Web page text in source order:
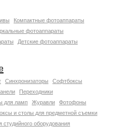
Компактные фотоаппараты
фотоаппараты
Детские фотоаппараты
Синхронизаторы
Софтбоксы
Переходники
для ламп Журавли
Фотофоны
и столы для предметной съемки
студийного оборудования